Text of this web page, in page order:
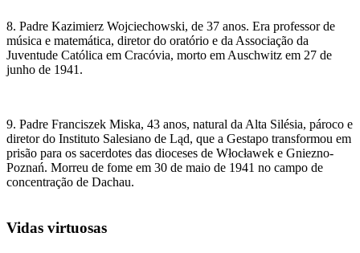
8. Padre Kazimierz Wojciechowski, de 37 anos. Era professor de
música e matemática, diretor do oratório e da Associação da
Juventude Católica em Cracóvia, morto em Auschwitz em 27 de
junho de 1941.
9. Padre Franciszek Miska, 43 anos, natural da Alta Silésia, pároco e
diretor do Instituto Salesiano de Ląd, que a Gestapo transformou em
prisão para os sacerdotes das dioceses de Włocławek e Gniezno-
Poznań. Morreu de fome em 30 de maio de 1941 no campo de
concentração de Dachau.
Vidas virtuosas